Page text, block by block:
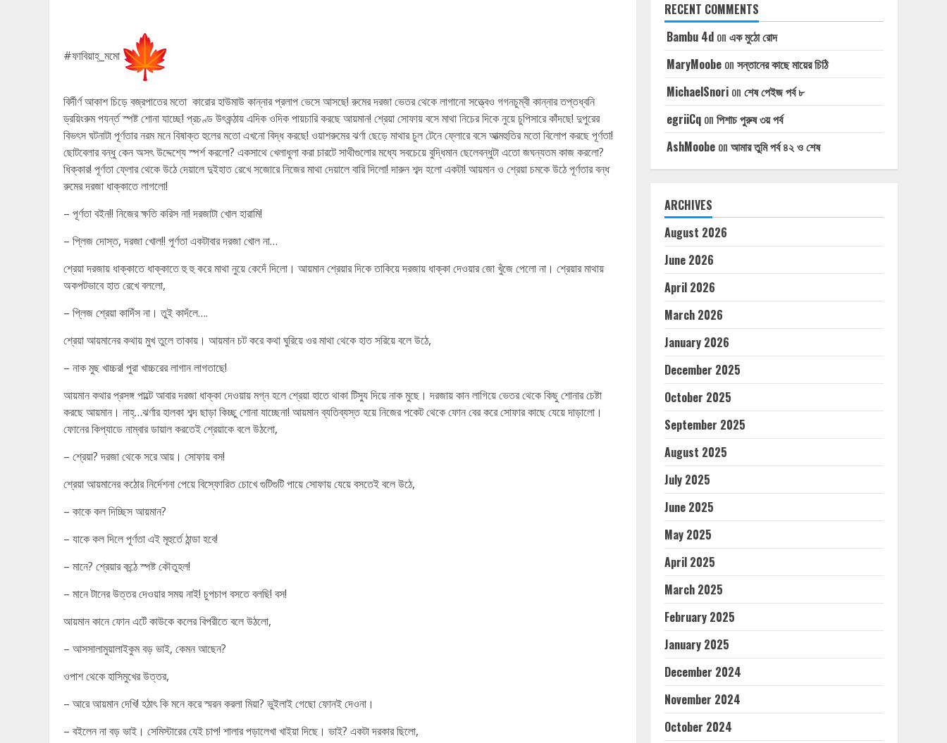
#ফাবিয়াহ্_মমো
বির্দীর্ণ আকাশ চিড়ে বজ্রপাতের মতো কারোর হাউমাউ কান্নার প্রলাপ ভেসে আসছে! রুমের দরজা ভেতর থেকে লাগানো সত্ত্বেও গগনচুম্বী কান্নার তপ্তধ্বনি
ড্রয়িংরুম পযর্ন্ত স্পষ্ট শোনা যাচ্ছে! প্রচণ্ড উৎকন্ঠায় এদিক ওদিক পায়চারি করছে আয়মান! শ্রেয়া সোফায় বসে মাথা নিচের দিকে নুয়ে চুপিসারে কাঁদছে! দুপুরের
বিভৎস ঘটনাটা পূর্ণতার নরম মনে বিষাক্ত হুলের মতো এখনো বিদ্ধ করছে! ওয়াশরুমের ঝর্ণা ছেড়ে মাথার চুল টেনে ফ্লোরে বসে আত্মহুতির মতো বিলোপ করছে পূর্ণতা!
ছোটবেলার বন্ধু কেন অসৎ উদ্দেশ্যে স্পর্শ করলো? একসাথে খেলাধুলা করা চারটে সাথীগুলোর মধ্যে সবচেয়ে বুদ্ধিমান ছেলেবন্ধুটা এতো জঘন্যতম কাজ করলো?
ধিক্কার! পূর্ণতা ফ্লোর থেকে উঠে দেয়ালে দুইহাত রেখে সজোরে নিজের মাথা দেয়ালে বারি দিলো! দারুন শব্দ হলো একটা! আয়মান ও শ্রেয়া চমকে উঠে পূর্ণতার বন্ধ
রুমের দরজা ধাক্কাতে লাগলো!
– পূর্ণতা বইন!! নিজের ক্ষতি করিস না! দরজাটা খোল হারামি!
– প্লিজ দোস্ত, দরজা খোল!! পূর্ণতা একটাবার দরজা খোল না…
শ্রেয়া দরজায় ধাক্কাতে ধাক্কাতে হু হু করে মাথা নুয়ে কেদেঁ দিলো। আয়মান শ্রেয়ার দিকে তাকিয়ে দরজায় ধাক্কা দেওয়ার জো খুঁজে পেলো না। শ্রেয়ার মাথায়
অকপটভাবে হাত রেখে বললো,
– প্লিজ শ্রেয়া কাদিঁস না। তুই কাদঁলে….
শ্রেয়া আয়মানের কথায় মুখ তুলে তাকায়। আয়মান চট করে কথা ঘুরিয়ে ওর মাথা থেকে হাত সরিয়ে বলে উঠে,
– নাক মুছ খাচ্চর! পুরা খাচ্চরের লাগান লাগতাছে!
আয়মান কথার প্রসঙ্গ পাল্টে আবার দরজা ধাক্কা দেওয়ায় মগ্ন হলে শ্রেয়া হাতে থাকা টিস্যু দিয়ে নাক মুছে। দরজায় কান লাগিয়ে ভেতর থেকে কিছু শোনার চেষ্টা
করছে আয়মান। নাহ্…ঝর্ণার হালকা শব্দ ছাড়া কিচ্ছু শোনা যাচ্ছেনা! আয়মান ব্যতিব্যস্ত হয়ে নিজের পকেট থেকে ফোন বের করে সোফার কাছে যেয়ে দাড়ালো।
ফোনের কিপ্যাডে নাম্বার ডায়াল করতেই শ্রেয়াকে বলে উঠলো,
– শ্রেয়া? দরজা থেকে সরে আয়। সোফায় বস!
শ্রেয়া আয়মানের কঠোর নির্দেশনা পেয়ে বিস্ফোরিত চোখে গুটিগুটি পায়ে সোফায় যেয়ে বসতেই বলে উঠে,
– কাকে কল দিচ্ছিস আয়মান?
– যাকে কল দিলে পূর্ণতা এই মূহুর্তে ঠান্ডা হবে!
– মানে? শ্রেয়ার কন্ঠে স্পষ্ট কৌতুহল!
– মানে টানের উত্তর দেওয়ার সময় নাই! চুপচাপ বসতে বলছি! বস!
আয়মান কানে ফোন এটেঁ কাউকে কলের বিপরীতে বলে উঠলো,
– আসসালামুয়ালাইকুম বড় ভাই, কেমন আছেন?
ওপাশ থেকে হাসিমুখের উত্তর,
– আরে আয়মান দেখি! হঠাৎ কি মনে করে স্মরন করলা মিয়া? ভুইলাই গেছো ফোনই দেওনা।
– বইলেন না বড় ভাই। সেমিস্টারের যেই চাপ! শালার পড়ালেখা খাইয়া দিছে। ভাই? একটা দরকার ছিলো,
RECENT COMMENTS
Bambu 4don এক মুঠো রোদ
MaryMoobeon সন্তানের কাছে মায়ের চিঠি
MichaelSnorion শেষ পেইজ পর্ব ৮
egriiCqon পিশাচ পুরুষ ৩য় পর্ব
AshMoobeon আমার তুমি পর্ব ৪২ ও শেষ
ARCHIVES
August 2026
June 2026
April 2026
March 2026
January 2026
December 2025
October 2025
September 2025
August 2025
July 2025
June 2025
May 2025
April 2025
March 2025
February 2025
January 2025
December 2024
November 2024
October 2024